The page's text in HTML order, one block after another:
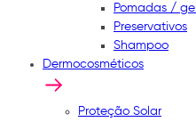
Pomadas / gel
Preservativos
Shampoo
Dermocosméticos
Proteção Solar